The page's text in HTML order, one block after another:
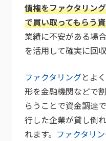
債権をファクタリン
で買い取ってもらう
業績に不安がある場
を活用して確実に回
ファクタリングとよ
形を金融機関などで
らうことで資金調達
行した企業が貸し倒
れます。 ファクタリ